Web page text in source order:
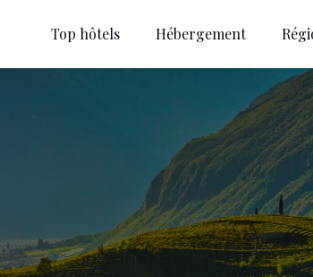
Top hôtels Hébergement